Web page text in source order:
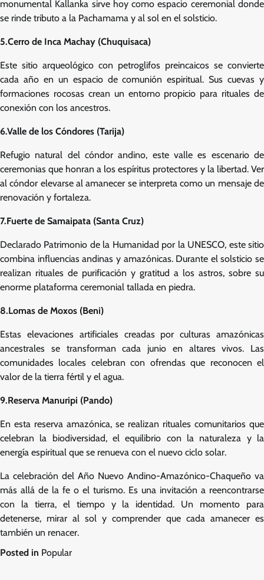
monumental Kallanka sirve hoy como espacio ceremonial donde
se rinde tributo a la Pachamama y al sol en el solsticio.
5.Cerro de Inca Machay (Chuquisaca)
Este sitio arqueológico con petroglifos preincaicos se convierte
cada año en un espacio de comunión espiritual. Sus cuevas y
formaciones rocosas crean un entorno propicio para rituales de
conexión con los ancestros.
6.Valle de los Cóndores (Tarija)
Refugio natural del cóndor andino, este valle es escenario de
ceremonias que honran a los espíritus protectores y la libertad. Ver
al cóndor elevarse al amanecer se interpreta como un mensaje de
renovación y fortaleza.
7.Fuerte de Samaipata (Santa Cruz)
Declarado Patrimonio de la Humanidad por la UNESCO, este sitio
combina influencias andinas y amazónicas. Durante el solsticio se
realizan rituales de purificación y gratitud a los astros, sobre su
enorme plataforma ceremonial tallada en piedra.
8.Lomas de Moxos (Beni)
Estas elevaciones artificiales creadas por culturas amazónicas
ancestrales se transforman cada junio en altares vivos. Las
comunidades locales celebran con ofrendas que reconocen el
valor de la tierra fértil y el agua.
9.Reserva Manuripi (Pando)
En esta reserva amazónica, se realizan rituales comunitarios que
celebran la biodiversidad, el equilibrio con la naturaleza y la
energía espiritual que se renueva con el nuevo ciclo solar.
La celebración del Año Nuevo Andino-Amazónico-Chaqueño va
más allá de la fe o el turismo. Es una invitación a reencontrarse
con la tierra, el tiempo y la identidad. Un momento para
detenerse, mirar al sol y comprender que cada amanecer es
también un renacer.
Posted in Popular